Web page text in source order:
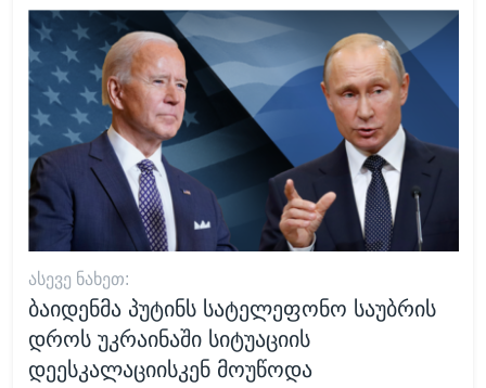
ᲐᲡᲔᲕᲔ ᲜᲐᲮᲔᲗ:
ბაიდენმა პუტინს სატელეფონო საუბრის
დროს უკრაინაში სიტუაციის
დეესკალაციისკენ მოუწოდა